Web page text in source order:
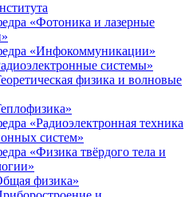
«Фотоника и лазерные
«Инфокоммуникации»
системы»
физика и волновые
«Радиоэлектронная техника
систем»
«Физика твёрдого тела и
физика»